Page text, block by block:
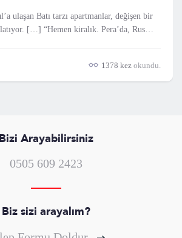
ulaşan Batı tarzı apartmanlar, değişen bir
kiralık. Pera’da, Rus
1378 kez okundu.
Bizi Arayabilirsiniz
0505 609 2423
Biz sizi arayalım?